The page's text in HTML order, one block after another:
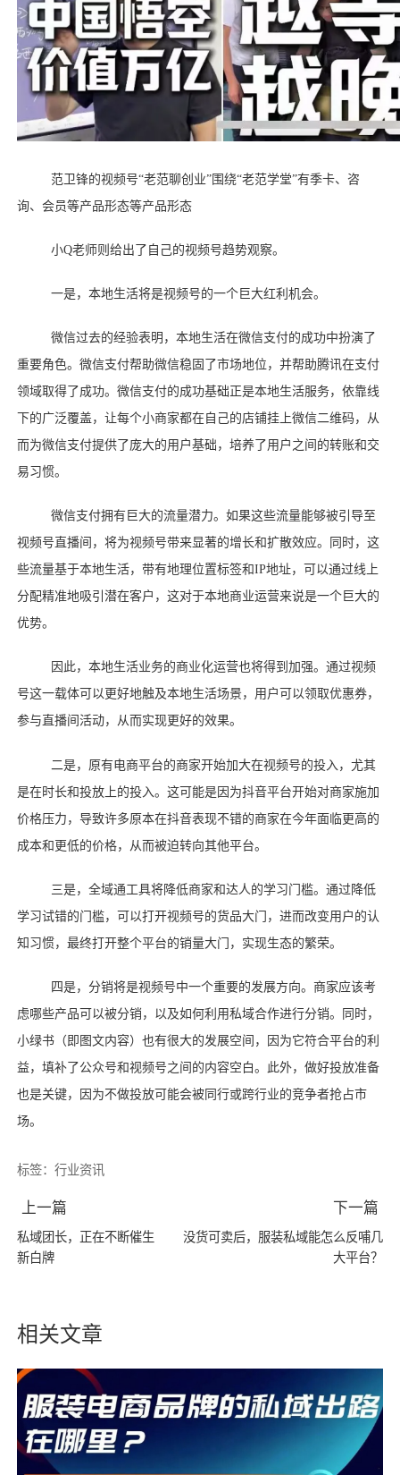
范卫锋的视频号“老范聊创业”围绕“老范学堂”有季卡、咨
询、会员等产品形态等产品形态
小Q老师则给出了自己的视频号趋势观察。
一是，本地生活将是视频号的一个巨大红利机会。
微信过去的经验表明，本地生活在微信支付的成功中扮演了
重要角色。微信支付帮助微信稳固了市场地位，并帮助腾讯在支付
领域取得了成功。微信支付的成功基础正是本地生活服务，依靠线
下的广泛覆盖，让每个小商家都在自己的店铺挂上微信二维码，从
而为微信支付提供了庞大的用户基础，培养了用户之间的转账和交
易习惯。
微信支付拥有巨大的流量潜力。如果这些流量能够被引导至
视频号直播间，将为视频号带来显著的增长和扩散效应。同时，这
些流量基于本地生活，带有地理位置标签和IP地址，可以通过线上
分配精准地吸引潜在客户，这对于本地商业运营来说是一个巨大的
优势。
因此，本地生活业务的商业化运营也将得到加强。通过视频
号这一载体可以更好地触及本地生活场景，用户可以领取优惠券，
参与直播间活动，从而实现更好的效果。
二是，原有电商平台的商家开始加大在视频号的投入，尤其
是在时长和投放上的投入。这可能是因为抖音平台开始对商家施加
价格压力，导致许多原本在抖音表现不错的商家在今年面临更高的
成本和更低的价格，从而被迫转向其他平台。
三是，全域通工具将降低商家和达人的学习门槛。通过降低
学习试错的门槛，可以打开视频号的货品大门，进而改变用户的认
知习惯，最终打开整个平台的销量大门，实现生态的繁荣。
四是，分销将是视频号中一个重要的发展方向。商家应该考
虑哪些产品可以被分销，以及如何利用私域合作进行分销。同时，
小绿书（即图文内容）也有很大的发展空间，因为它符合平台的利
益，填补了公众号和视频号之间的内容空白。此外，做好投放准备
也是关键，因为不做投放可能会被同行或跨行业的竞争者抢占市
场。
标签：行业资讯
上一篇
私域团长，正在不断催生
新白牌
下一篇
没货可卖后，服装私域能怎么反哺几
大平台？
相关文章